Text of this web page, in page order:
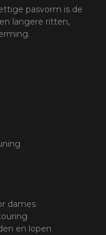
pasvorm is de
langere ritten,
dames
en lopen